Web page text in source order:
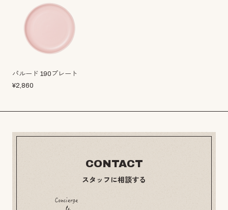
パルード 190プレート
¥2,860
CONTACT
スタッフに相談する